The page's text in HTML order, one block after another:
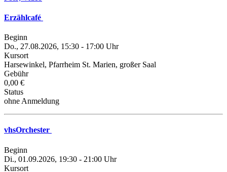
Erzählcafé
Beginn
Do., 27.08.2026, 15:30 - 17:00 Uhr
Kursort
Harsewinkel, Pfarrheim St. Marien, großer Saal
Gebühr
0,00 €
Status
ohne Anmeldung
vhsOrchester
Beginn
Di., 01.09.2026, 19:30 - 21:00 Uhr
Kursort